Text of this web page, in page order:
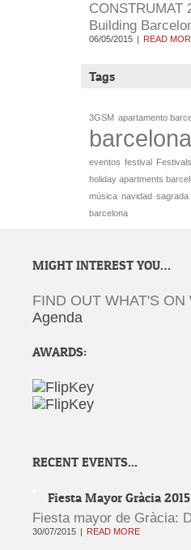
CONSTRUMAT
Building
06/05/2015 READ
Tags
3GSM apartamento
eventos festival Festivals
holiday apartments
música navidad sagrada
barcelona
MIGHT INTEREST YOU…
FIND OUT WHAT'S ON
Agenda
AWARDS:
RECENT EVENTS...
Fiesta Mayor Gràcia 2015
Fiesta mayor de Gràcia:
30/07/2015 READ MORE